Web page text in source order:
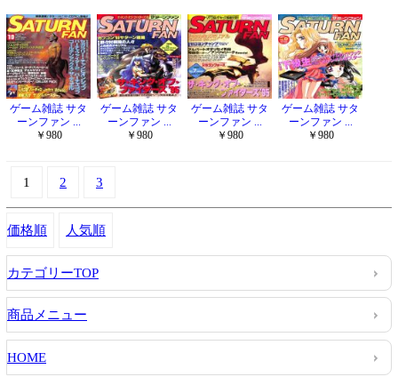
ゲーム雑誌 サタ
ーンファン ...
￥980
ゲーム雑誌 サタ
ーンファン ...
￥980
ゲーム雑誌 サタ
ーンファン ...
￥980
ゲーム雑誌 サタ
ーンファン ...
￥980
1 2 3
価格順 人気順
カテゴリーTOP
商品メニュー
HOME